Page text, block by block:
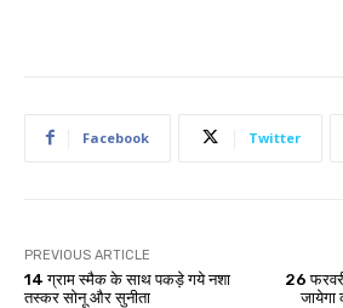
Facebook Twitter
PREVIOUS ARTICLE
14 ग्राम स्मैक के साथ पकड़े गये नशा
तस्कर सोनू और सुनीता
26
जायेगा